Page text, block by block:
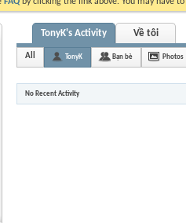
TonyK's Activity Về tôi
All TonyK Bạn bè Photos
No Recent Activity